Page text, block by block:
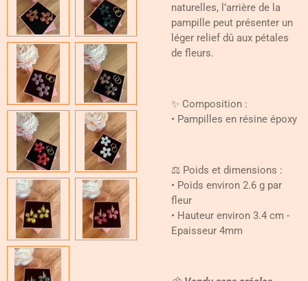
naturelles, l’arrière de la
pampille peut présenter un
léger relief dû aux pétales
de fleurs.
✨ Composition :
• Pampilles en résine époxy
⚖️ Poids et dimensions :
• Poids environ 2.6 g par
fleur
• Hauteur environ 3.4 cm -
Epaisseur 4mm